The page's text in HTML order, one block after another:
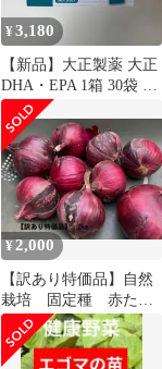
¥3,180
【新品】大正製薬 大正
DHA・EPA 1箱 30袋 30
日分 記憶力サポート
¥2,000
【訳あり特価品】自然
栽培 固定種 赤たま
ねぎ2kg 肥料農薬除
草剤不使用